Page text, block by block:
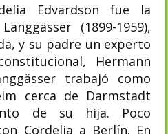
Edvardson fue la
(1899-1959),
y su padre un experto
Hermann
trabajó como
cerca de Darmstadt
de su hija. Poco
Cordelia a Berlín. En